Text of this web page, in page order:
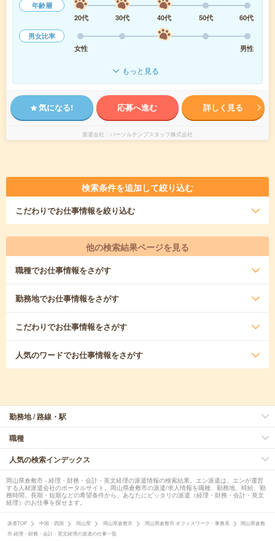
年齢層
20代
30代 40代 50代
60代
男女比率
女性
男性
もっと見る
気になる! 応募へ進む 詳しく見る
派遣会社 パーソルテンプスタッフ株式会社
検索条件を追加して絞り込む
こだわりでお仕事情報を絞り込む
他の検索結果ページを見る
職種でお仕事情報をさがす
勤務地でお仕事情報をさがす
こだわりでお仕事情報をさがす
人気のワードでお仕事情報をさがす
勤務地 / 路線・駅
職種
人気の検索インデックス
岡山県倉敷市 - 経理・財務・会計・英文経理の派遣情報の検索結果。エン派遣は、エンが運営
する人材派遣会社のポータルサイト。岡山県倉敷市の派遣/求人情報を職種、勤務地、時給、勤
務時間、長期・短期などの希望条件から、あなたにピッタリの派遣（経理・財務・会計・英文
経理）のお仕事を探せます。
派遣TOP 中国・四国 岡山県 岡山県倉敷市 岡山県倉敷市 オフィスワーク・事務系
岡山県倉敷
市 経理・財務・会計・英文経理の派遣の仕事一覧